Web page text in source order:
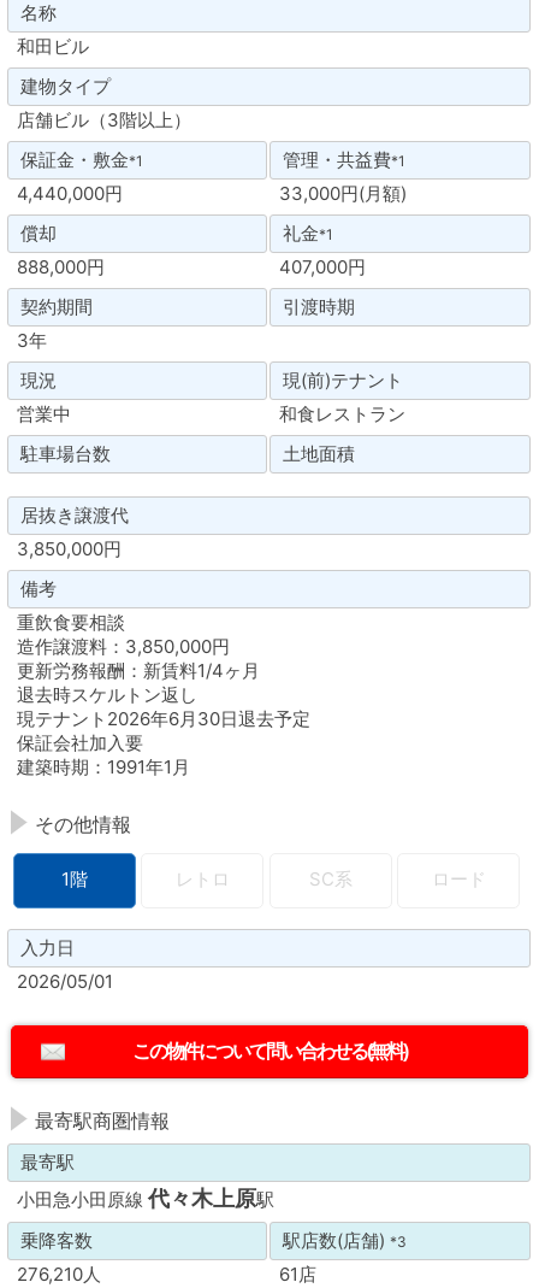
名称
和田ビル
建物タイプ
店舗ビル（3階以上）
保証金・敷金*1 管理・共益費*1
4,440,000円
33,000円(月額)
償却
礼金*1
888,000円
407,000円
契約期間
引渡時期
3年
現況
現(前)テナント
営業中
和食レストラン
駐車場台数
土地面積
居抜き譲渡代
3,850,000円
備考
重飲食要相談
造作譲渡料：3,850,000円
更新労務報酬：新賃料1/4ヶ月
退去時スケルトン返し
現テナント2026年6月30日退去予定
保証会社加入要
建築時期：1991年1月
その他情報
1階 レトロ SC系 ロード
入力日
2026/05/01
最寄駅商圏情報
最寄駅
小田急小田原線 代々木上原駅
乗降客数
駅店数(店舗)*3
276,210人 61店